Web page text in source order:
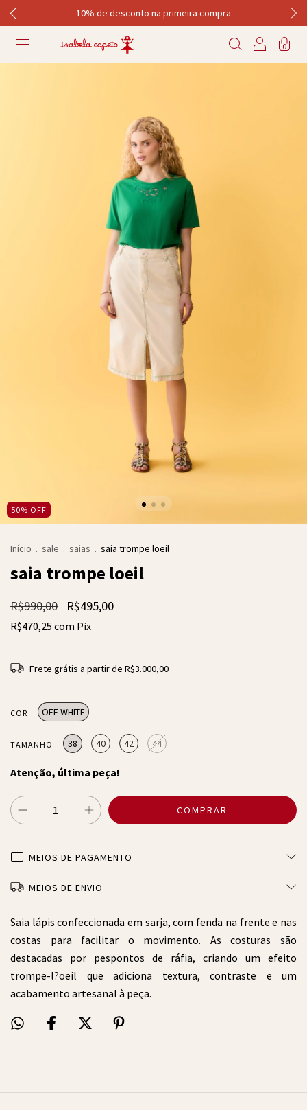
10% de desconto na primeira compra
0
50% OFF
Início . sale . saias . saia trompe loeil
saia trompe loeil
R$990,00 R$495,00
R$470,25 com Pix
Frete grátis a partir de R$3.000,00
COR OFF WHITE
TAMANHO 38 40 42 44
Atenção, última peça!
MEIOS DE PAGAMENTO
MEIOS DE ENVIO
Saia lápis confeccionada em sarja, com fenda na frente e nas
costas para facilitar o movimento. As costuras são
destacadas por pespontos de ráfia, criando um efeito
trompe-l?oeil que adiciona textura, contraste e um
acabamento artesanal à peça.